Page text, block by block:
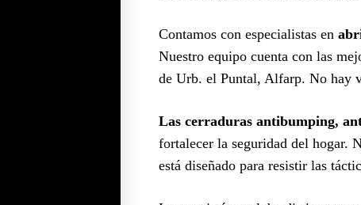
Contamos con especialistas en
Nuestro equipo cuenta con las
de Urb. el Puntal, Alfarp. No hay
Las cerraduras antibumping,
fortalecer la seguridad del hogar.
está diseñado para resistir las